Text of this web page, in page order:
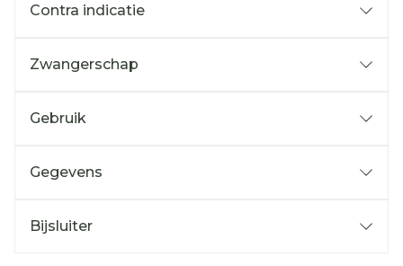
Contra indicatie
Zwangerschap
Gebruik
Gegevens
Bijsluiter